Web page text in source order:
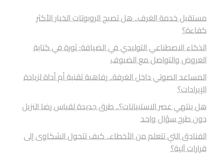
مستقبل خدمة الغرف.. هل تصبح الروبوتات الخيار الأكثر
كفاءة؟
الذكاء الاصطناعي التوليدي في الضيافة: ثورة في كتابة
العروض والتواصل مع الضيوف
المساعد الصوتي داخل الغرفة.. رفاهية تقنية أم أداة لزيادة
الإيرادات؟
هل ينتهي عصر الاستبيانات؟.. طرق جديدة لقياس رضا النزيل
دون طرح سؤال واحد
الفنادق التي تتعلم من الأخطاء.. كيف تتحول الشكاوى إلى
قرارات آلية؟